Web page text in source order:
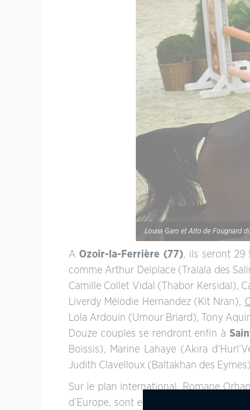
Louna Garo et Alto de Fougnard
A Ozoir-la-Ferrière (77), ils seront 29
comme Arthur Delplace (Tralala des
Camille Collet Vidal (Thabor Kersidal),
Liverdy Mélodie Hernandez (Kit Nran),
Lola Ardouin (Umour Briard), Tony
Douze couples se rendront enfin à
Boissis), Marine Lahaye (Akira
Judith Clavelloux (Baltakhan des
Sur le plan international, Romane
d’Europe, sont en Allemagne, à